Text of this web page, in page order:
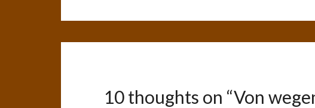
10 thoughts on “Von